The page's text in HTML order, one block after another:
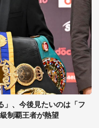
」、今後見たいのは「フ
制覇王者が熱望